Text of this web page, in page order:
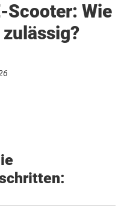
Scooter: Wie